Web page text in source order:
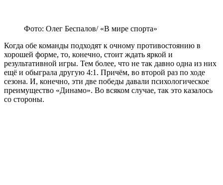
Фото: Олег Беспалов/ «В мире спорта»
Когда обе команды подходят к очному противостоянию в
хорошей форме, то, конечно, стоит ждать яркой и
результативной игры. Тем более, что не так давно одна из них
ещё и обыграла другую 4:1. Причём, во второй раз по ходе
сезона. И, конечно, эти две победы давали психологическое
преимущество «Динамо». Во всяком случае, так это казалось
со стороны.